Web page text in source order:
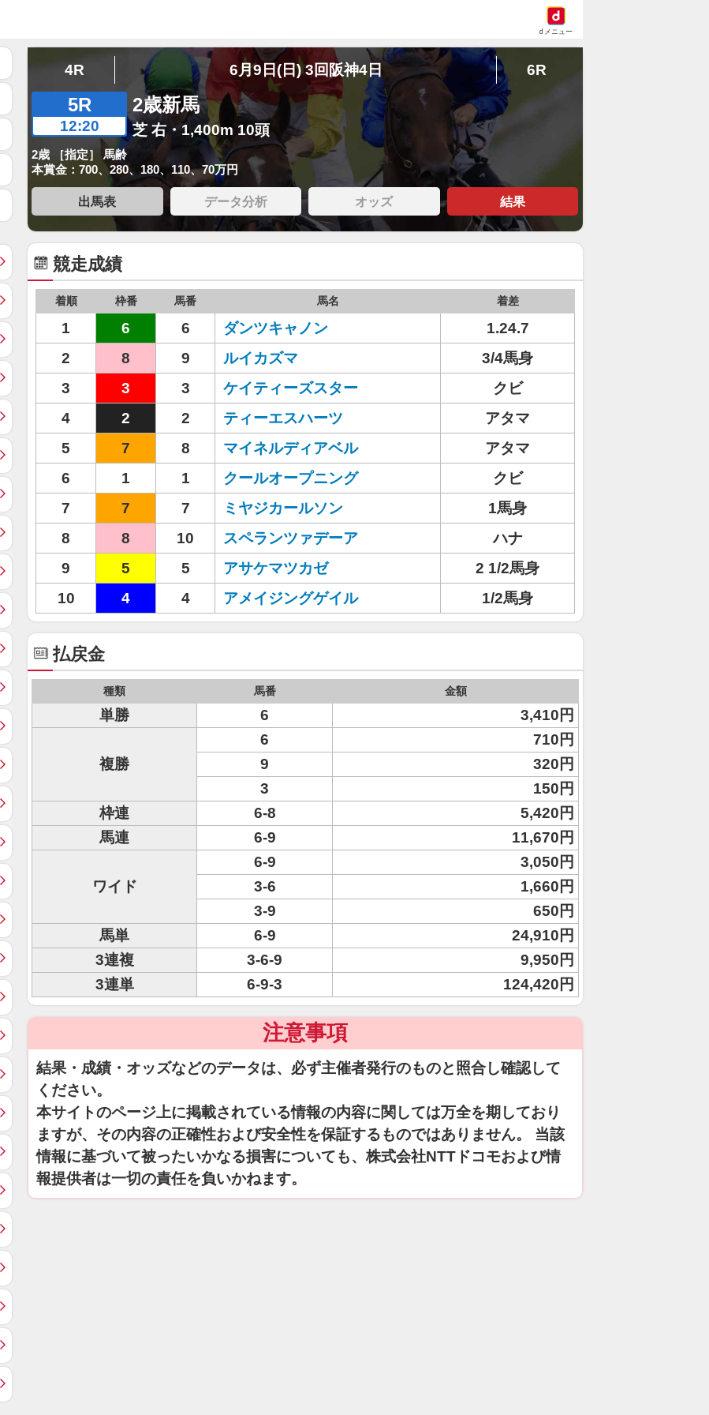
dメニュー
4R 6月9日(日) 3回阪神4日 6R
5R
12:20
2歳新馬
芝 右・1,400m 10頭
2歳 ［指定］ 馬齢
本賞金：700、280、180、110、70万円
出馬表 データ分析 オッズ 結果
競走成績
着順 枠番 馬番 馬名 着差
1 6 6 ダンツキャノン
1.24.7
2
8 9 ルイカズマ
3/4馬身
3
3 3 ケイティーズスター
クビ
4
2 2 ティーエスハーツ
アタマ
5
7 8 マイネルディアベル
アタマ
6
1 1 クールオープニング
クビ
7
7 7 ミヤジカールソン
1馬身
8
8 10 スペランツァデーア
ハナ
9
5 5 アサケマツカゼ
2 1/2馬身
10
4 4 アメイジングゲイル 1/2馬身
払戻金
種類 馬番 金額
単勝 6 3,410円
複勝
6
710円
9
320円
3
150円
枠連
6-8
5,420円
馬連
6-9 11,670円
ワイド
6-9
3,050円
3-6
1,660円
3-9
650円
馬単
6-9
24,910円
3連複
3-6-9
9,950円
3連単
6-9-3 124,420円
注意事項
結果・成績・オッズなどのデータは、必ず主催者発行のものと照合し確認して
ください。
本サイトのページ上に掲載されている情報の内容に関しては万全を期しており
ますが、その内容の正確性および安全性を保証するものではありません。 当該
情報に基づいて被ったいかなる損害についても、株式会社NTTドコモおよび情
報提供者は一切の責任を負いかねます。